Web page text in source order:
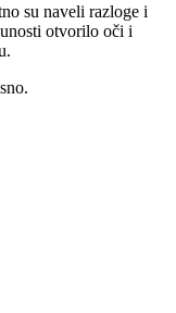
su naveli razloge i
otvorilo oči i